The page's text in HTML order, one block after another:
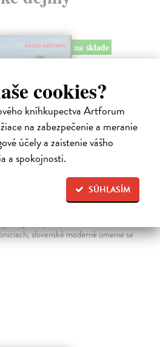
cookies?
kníhkupectva Artforum
na zabezpečenie a meranie
účely a zaistenie vášho
a spokojnosti.
SÚHLASÍM
na sklade
slovenské moderné umenie sa